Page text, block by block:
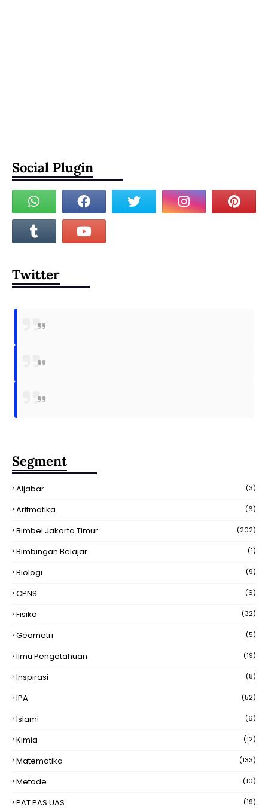
Social Plugin
Twitter
Segment
Aljabar (3)
Aritmatika (6)
Bimbel Jakarta Timur (202)
Bimbingan Belajar (1)
Biologi (9)
CPNS (6)
Fisika (32)
Geometri (5)
Ilmu Pengetahuan (19)
Inspirasi (8)
IPA (52)
Islami (6)
Kimia (12)
Matematika (133)
Metode (10)
PAT PAS UAS (19)